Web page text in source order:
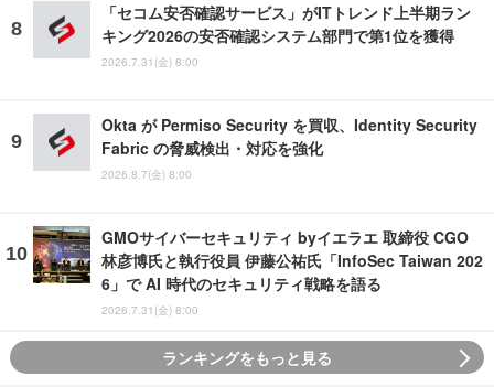
「セコム安否確認サービス」がITトレンド上半期ラン
キング2026の安否確認システム部門で第1位を獲得
2026.7.31(金) 8:00
Okta が Permiso Security を買収、Identity Security
Fabric の脅威検出・対応を強化
2026.8.7(金) 8:00
GMOサイバーセキュリティ byイエラエ 取締役 CGO
林彦博氏と執行役員 伊藤公祐氏「InfoSec Taiwan 202
6」で AI 時代のセキュリティ戦略を語る
2026.7.31(金) 8:00
ランキングをもっと見る